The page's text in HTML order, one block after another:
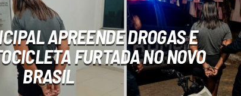
APREENDE DROGAS E
FURTADA NO NOVO
BRASIL